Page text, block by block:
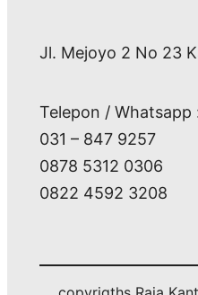
Jl. Mejoyo 2 No 23
Telepon / Whatsapp
031 – 847 9257
0878 5312 0306
0822 4592 3208